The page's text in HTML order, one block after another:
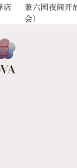
店
兼六园夜间开
会）